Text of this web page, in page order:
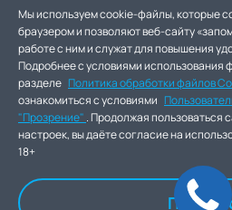
Зарегистрированные торговые марки
Лицензия Л041-01188-73/00367620
© Офтальмологическая клиника
защищены.
18+ ИМЕЮТСЯ
Мы используем cookie-файлы, которые
браузером и позволяют веб-сайту
работе с ним и служат для повышения
Подробнее с условиями использования
разделе Политика обработки файлов
ознакомиться с условиями
"Прозрение" . Продолжая пользоваться
настроек, вы даёте согласие на
18+